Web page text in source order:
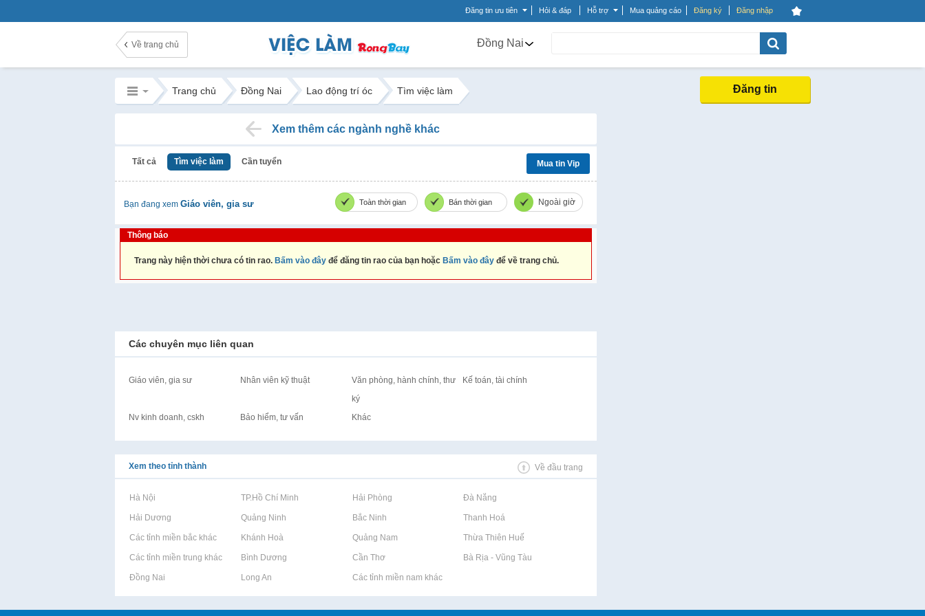
Đăng tin ưu tiên Hỏi & đáp Hỗ trợ Mua quảng cáo Đăng ký Đăng nhập
Về trang chủ Đồng Nai
Trang chủ Đồng Nai Lao động trí óc Tìm việc làm Đăng tin
Xem thêm các ngành nghề khác
Tất cả Tìm việc làm Cần tuyển Mua tin Vip
Bạn đang xem Giáo viên, gia sư Toàn thời gian Bán thời gian Ngoài giờ
Thông báo
Trang này hiện thời chưa có tin rao. Bấm vào đây để đăng tin rao của bạn hoặc Bấm vào đây để về trang chủ.
Các chuyên mục liên quan
Giáo viên, gia sư Nhân viên kỹ thuật
Văn phòng, hành chính, thư
ký
Kế toán, tài chính
Nv kinh doanh, cskh Bảo hiểm, tư vấn Khác
Xem theo tỉnh thành Về đầu trang
Rao vặt tại Hà Nội Rao vặt tại TP.Hồ Chí Minh Rao vặt tại Hải Phòng Rao vặt tại Đà Nẵng
Rao vặt tại Hải Dương Rao vặt tại Quảng Ninh Rao vặt tại Bắc Ninh Rao vặt tại Thanh Hoá
Rao vặt tại Các tỉnh miền bắc khácRao vặt tại Khánh Hoà Rao vặt tại Quảng Nam Rao vặt tại Thừa Thiên Huế
Rao vặt tại Các tỉnh miền trung khácRao vặt tại Bình Dương Rao vặt tại Cần Thơ Rao vặt tại Bà Rịa - Vũng Tàu
Rao vặt tại Đồng Nai Rao vặt tại Long An Rao vặt tại Các tỉnh miền nam khác